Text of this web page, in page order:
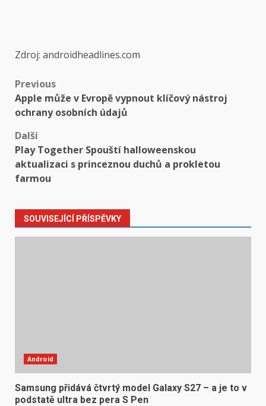
Zdroj: androidheadlines.com
Post
navigation
Previous
Apple může v Evropě vypnout klíčový nástroj
ochrany osobních údajů
Další
Play Together Spouští halloweenskou
aktualizaci s princeznou duchů a prokletou
farmou
SOUVISEJÍCÍ PŘÍSPĚVKY
Android
Samsung přidává čtvrtý model Galaxy S27 – a je to v
podstatě ultra bez pera S Pen